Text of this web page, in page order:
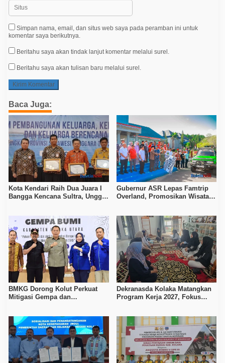
Simpan nama, email, dan situs web saya pada peramban ini untuk
komentar saya berikutnya.
Beritahu saya akan tindak lanjut komentar melalui surel.
Beritahu saya akan tulisan baru melalui surel.
Baca Juga:
Kota Kendari Raih Dua Juara I
Bangga Kencana Sultra, Unggul
Gubernur ASR Lepas Famtrip
Overland, Promosikan Wisata
BMKG Dorong Kolut Perkuat
Mitigasi Gempa dan
Dekranasda Kolaka Matangkan
Program Kerja 2027, Fokus